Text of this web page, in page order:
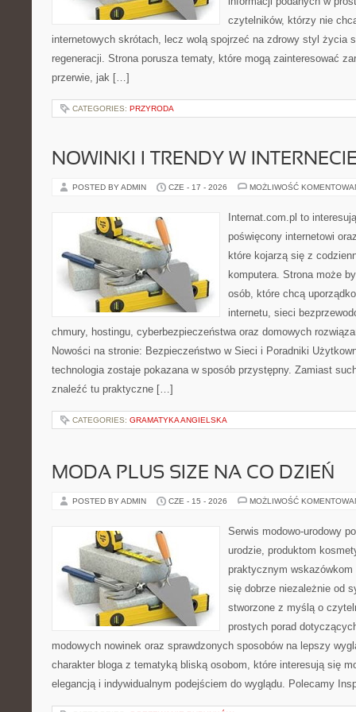
czytelników, którzy nie
internetowych skrótach, lecz wolą spojrzeć na zdrowy styl życia
regeneracji. Strona porusza tematy, które mogą zainteresować
przerwie, jak […]
CATEGORIES: PRZYRODA
NOWINKI I TRENDY W
POSTED BY ADMIN CZE - 17 - 2026 MOŻLIWOŚĆ
Internat.com.pl to
poświęcony internetowi
które kojarzą się z
komputera. Strona może
osób, które chcą
internetu, sieci
chmury, hostingu, cyberbezpieczeństwa oraz domowych
Nowości na stronie: Bezpieczeństwo w Sieci i Poradniki
technologia zostaje pokazana w sposób przystępny. Zamiast
znaleźć tu praktyczne […]
CATEGORIES: GRAMATYKA ANGIELSKA
MODA PLUS SIZE NA CO DZIEŃ
POSTED BY ADMIN CZE - 15 - 2026 MOŻLIWOŚĆ
Serwis modowo-urodowy
urodzie, produktom
praktycznym
się dobrze niezależnie od
stworzone z myślą o
prostych porad
modowych nowinek oraz sprawdzonych sposobów na lepszy
charakter bloga z tematyką bliską osobom, które interesują się
elegancją i indywidualnym podejściem do wyglądu. Polecamy